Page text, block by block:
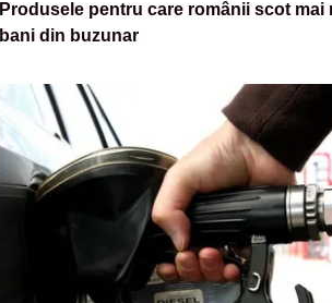
Produsele pentru care românii scot mai
bani din buzunar